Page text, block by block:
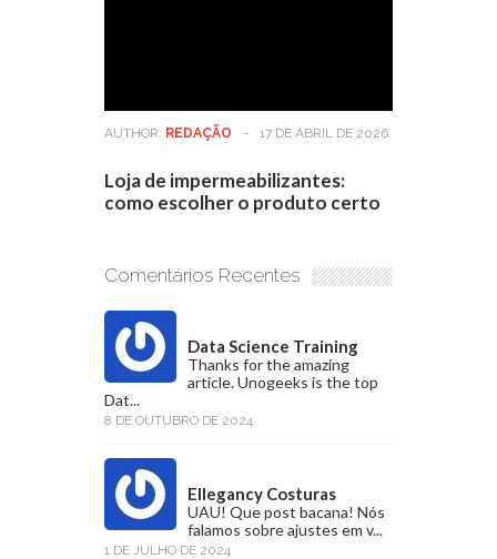
AUTHOR: REDAÇÃO - 17 DE ABRIL DE 2026
Loja de impermeabilizantes:
como escolher o produto certo
Comentários Recentes
Data Science Training
Thanks for the amazing
article. Unogeeks is the top
Dat...
8 DE OUTUBRO DE 2024
Ellegancy Costuras
UAU! Que post bacana! Nós
falamos sobre ajustes em v...
1 DE JULHO DE 2024